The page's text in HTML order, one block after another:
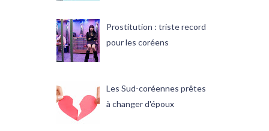
Prostitution : triste record
pour les coréens
Les Sud-coréennes prêtes
à changer d'époux